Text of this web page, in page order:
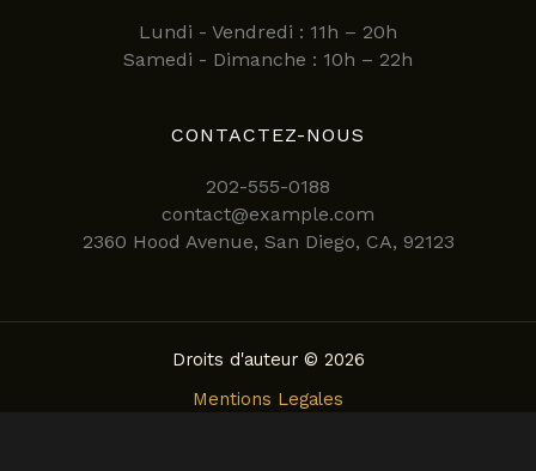
Lundi - Vendredi : 11h – 20h
Samedi - Dimanche : 10h – 22h
CONTACTEZ-NOUS
202-555-0188
contact@example.com
2360 Hood Avenue, San Diego, CA, 92123
Droits d'auteur © 2026
Mentions Legales